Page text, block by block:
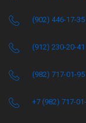
(902) 446-17-35
(912) 230-20-41
(982) 717-01-95
+7 (982) 717-